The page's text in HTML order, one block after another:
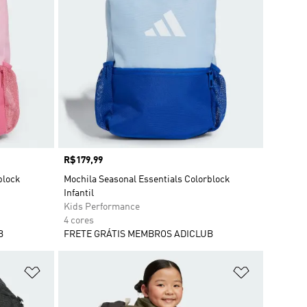
Preço
R$179,99
Mochila Seasonal Essentials Colorblock
Infantil
Kids Performance
4 cores
FRETE GRÁTIS MEMBROS ADICLUB
Adicionar à Lista de Desejos